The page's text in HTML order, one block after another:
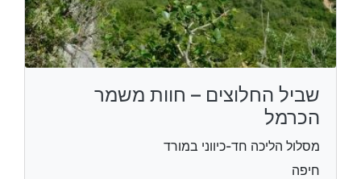
שביל החלוצים – חוות משמר
הכרמל
מסלול הליכה חד-כיווני במורד
חיפה